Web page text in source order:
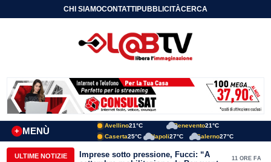
CHI SIAMOCONTATTIPUBBLICITÀCERCA
MENÙ
+
Avellino21°C Benevento21°C
Caserta25°C Napoli27°C Salerno27°C
ULTIME NOTIZIE
Imprese sotto pressione, Fucci: “A
11 ORE FA